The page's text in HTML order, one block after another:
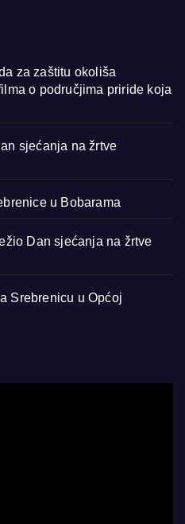
za zaštitu okoliša
o područjima priride koja
sjećanja na žrtve
u Bobarama
Dan sjećanja na žrtve
Srebrenicu u Općoj